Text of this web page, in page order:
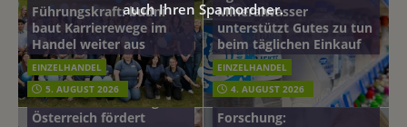
Führungskraft: budni
baut Karrierewege im
Handel weiter aus
EINZELHANDEL
5. AUGUST 2026
Mineralwasser
unterstützt Gutes zu tun
beim täglichen Einkauf
EINZELHANDEL
4. AUGUST 2026
mehr vom leben tag: dm
Österreich fördert
Beiersdorf
Hautmikrobiom-
Forschung:
auch Ihren Spamordner.